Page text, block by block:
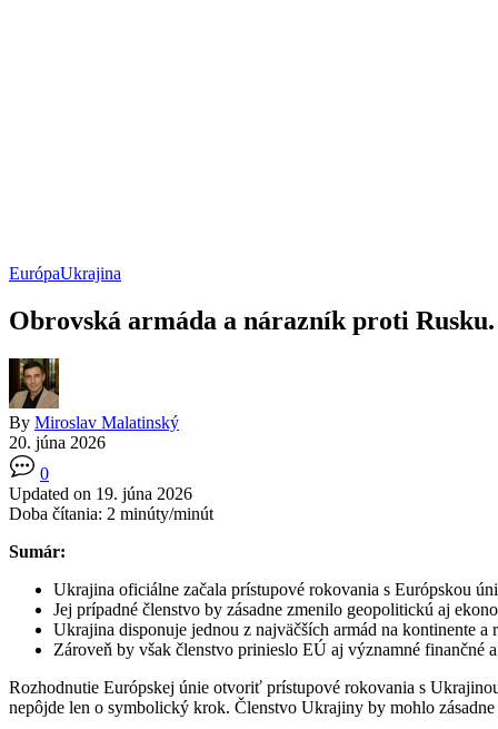
EurópaUkrajina
Obrovská armáda a nárazník proti
By Miroslav Malatinský
20. júna 2026
0
Updated on 19. júna 2026
Doba čítania: 2 minúty/minút
Sumár:
Ukrajina oficiálne začala prístupové rokovania s Európskou
Jej prípadné členstvo by zásadne zmenilo geopolitickú aj
Ukrajina disponuje jednou z najväčších armád na kontinente
Zároveň by však členstvo prinieslo EÚ aj významné finančné
Rozhodnutie Európskej únie otvoriť prístupové rokovania s
nepôjde len o symbolický krok. Členstvo Ukrajiny by mohlo